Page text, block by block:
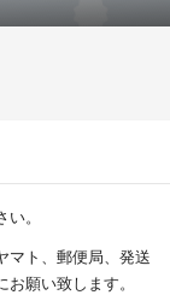
。
マト、郵便局、発送
願い致します。